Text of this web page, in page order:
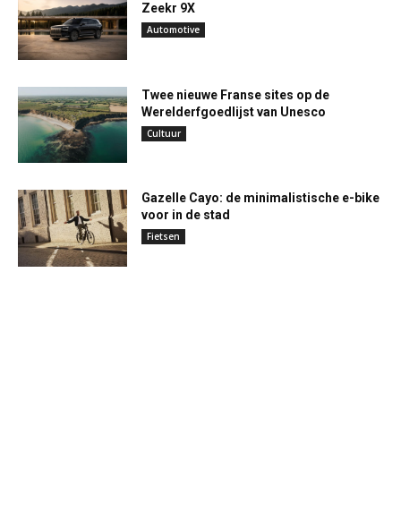
Zeekr 9X
Automotive
Twee nieuwe Franse sites op de
Werelderfgoedlijst van Unesco
Cultuur
Gazelle Cayo: de minimalistische e-bike
voor in de stad
Fietsen